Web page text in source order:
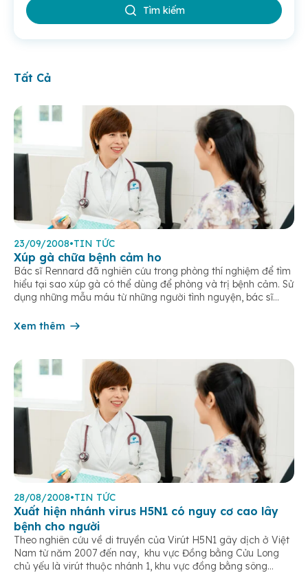
Tìm kiếm
Tất Cả
23/09/2008•TIN TỨC
Xúp gà chữa bệnh cảm ho
Bác sĩ Rennard đã nghiên cứu trong phòng thí nghiệm để tìm
hiểu tại sao xúp gà có thể dùng để phòng và trị bệnh cảm. Sử
dụng những mẫu máu từ những người tình nguyện, bác sĩ
cầu trung tính (neutrophil), đây […]
Xem thêm
28/08/2008•TIN TỨC
Xuất hiện nhánh virus H5N1 có nguy cơ cao lây
bệnh cho người
Theo nghiên cứu về di truyền của Virút H5N1 gây dịch ở Việt
Nam từ năm 2007 đến nay, khu vực Đồng bằng Cửu Long
chủ yếu là virút thuộc nhánh 1, khu vực đồng bằng sông